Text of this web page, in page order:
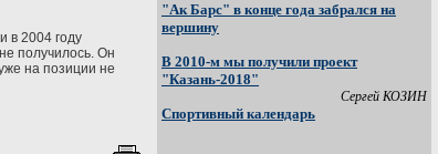
в 2004 году
получилось. Он
на позиции не
"Ак Барс" в конце года забрался на
вершину
В 2010-м мы получили проект
"Казань-2018"
Сергей КОЗИН
Спортивный календарь